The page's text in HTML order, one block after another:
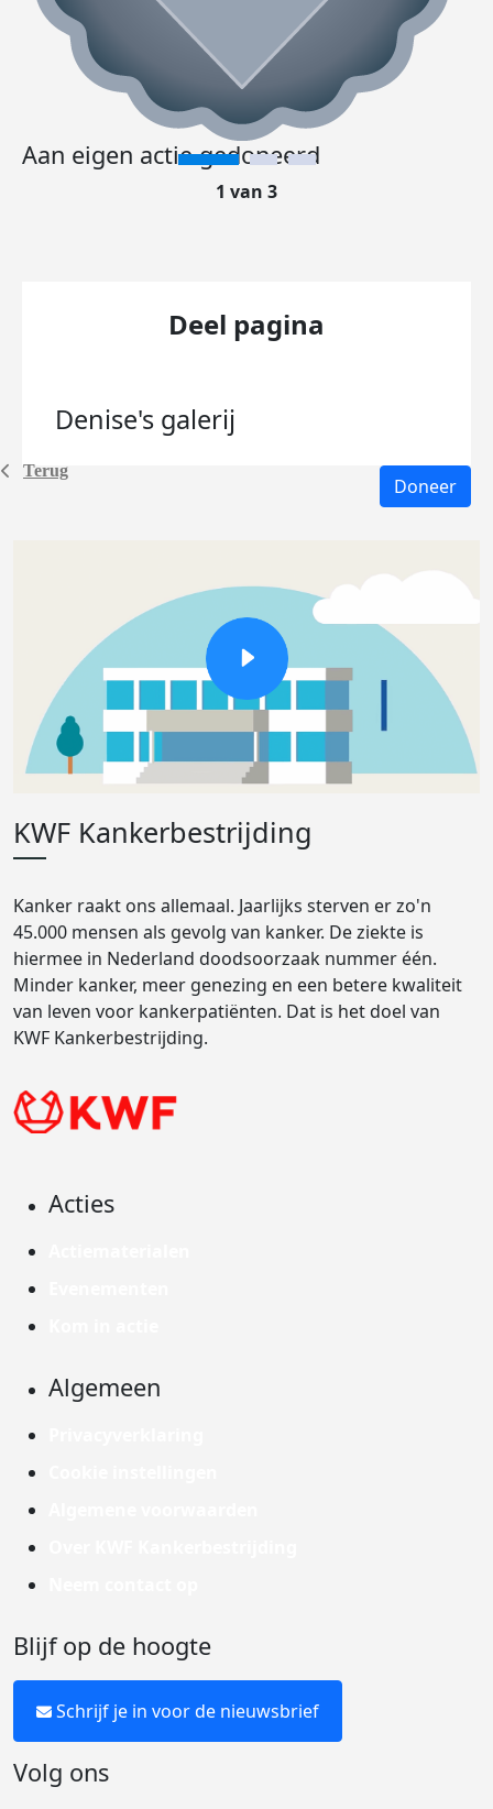
Terug
Aan eigen actie gedoneerd
1 van 3
Deel pagina
Denise's galerij
Doneer
KWF Kankerbestrijding
Kanker raakt ons allemaal. Jaarlijks sterven er zo'n
45.000 mensen als gevolg van kanker. De ziekte is
hiermee in Nederland doodsoorzaak nummer één.
Minder kanker, meer genezing en een betere kwaliteit
van leven voor kankerpatiënten. Dat is het doel van
KWF Kankerbestrijding.
Acties
Algemeen
Blijf op de hoogte
Schrijf je in voor de nieuwsbrief
Volg ons